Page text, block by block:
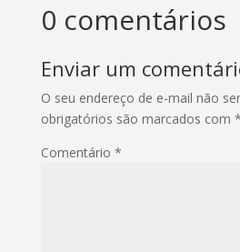
0 comentários
Enviar um
O seu endereço de e-mail não
obrigatórios são marcados com *
Comentário *